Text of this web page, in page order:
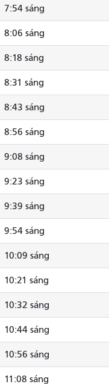
7:54 sáng
8:06 sáng
8:18 sáng
8:31 sáng
8:43 sáng
8:56 sáng
9:08 sáng
9:23 sáng
9:39 sáng
9:54 sáng
10:09 sáng
10:21 sáng
10:32 sáng
10:44 sáng
10:56 sáng
11:08 sáng